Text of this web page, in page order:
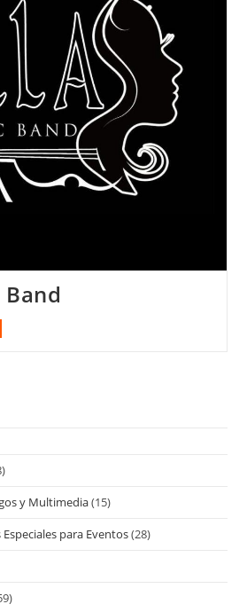
y Multimedia(15)
para Eventos(28)